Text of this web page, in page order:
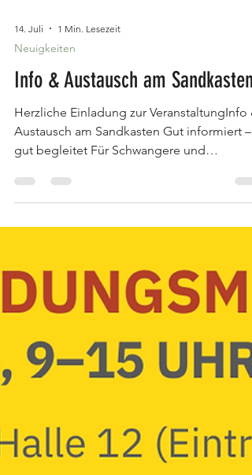
14. Juli
Neuigkeiten
Info & Austausch am Sandkasten
Herzliche Einladung zur VeranstaltungInfo &
Austausch am Sandkasten Gut informiert –
gut begleitet Für Schwangere und